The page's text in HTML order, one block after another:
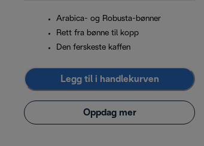
Arabica- og Robusta-bønner
Rett fra bønne til kopp
Den ferskeste kaffen
Legg til i handlekurven
Oppdag mer